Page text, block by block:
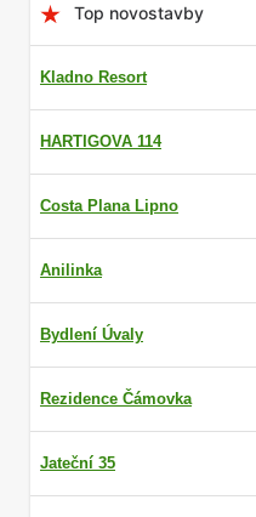
Top novostavby
Kladno Resort
HARTIGOVA 114
Costa Plana Lipno
Anilinka
Bydlení Úvaly
Rezidence Čámovka
Jateční 35